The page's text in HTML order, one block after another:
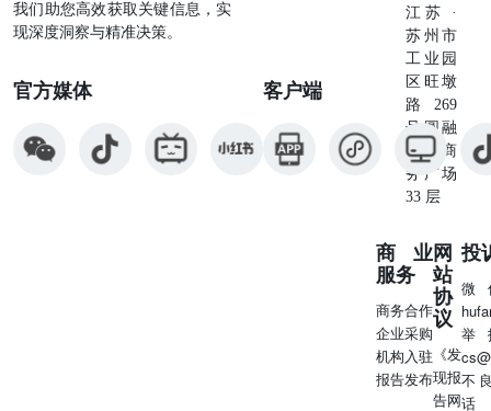
我们助您高效获取关键信息，实
现深度洞察与精准决策。
官方媒体 客户端
江苏 ·
苏州市
工业园
区旺墩
路269
号圆融
星座商
务广场
33 层
商业
服务
商务合作
企业采购
机构入驻
报告发布
网
站
协
议
《发
现报
告网
投
微
举
不